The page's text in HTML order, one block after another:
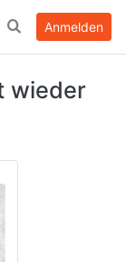
Anmelden
wieder